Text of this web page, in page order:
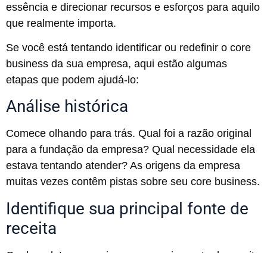
essência e direcionar recursos e esforços para aquilo
que realmente importa.
Se você está tentando identificar ou redefinir o core
business da sua empresa, aqui estão algumas
etapas que podem ajudá-lo:
Análise histórica
Comece olhando para trás. Qual foi a razão original
para a fundação da empresa? Qual necessidade ela
estava tentando atender? As origens da empresa
muitas vezes contêm pistas sobre seu core business.
Identifique sua principal fonte de
receita